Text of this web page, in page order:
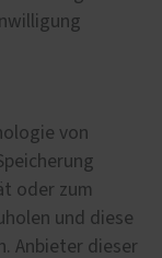
von
oder zum
und diese
Anbieter dieser